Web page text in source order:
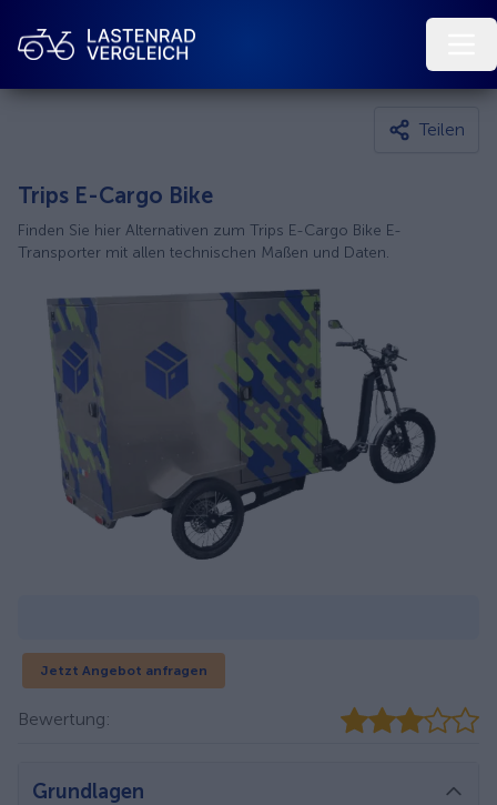
Teilen
Trips E-Cargo Bike
Finden Sie hier Alternativen zum Trips E-Cargo Bike E-
Transporter mit allen technischen Maßen und Daten.
Jetzt Angebot anfragen
Bewertung:
Grundlagen